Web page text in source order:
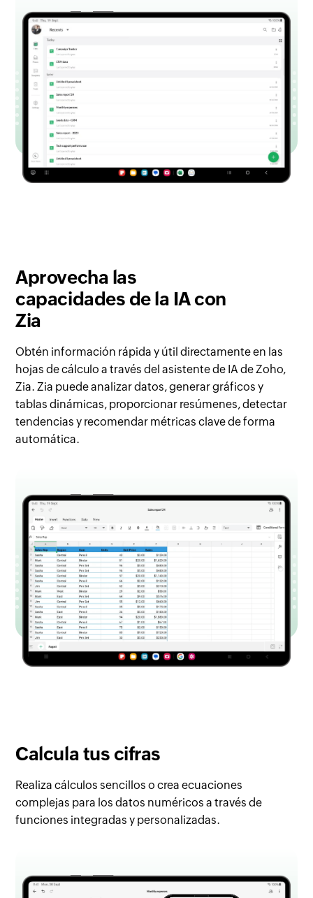
Aprovecha las
capacidades dela IA con
Zia
Obtén información rápida y útil directamente en las
hojas de cálculo a través del asistente de IA de Zoho,
Zia. Zia puede analizar datos, generar gráficos y
tablas dinámicas, proporcionar resúmenes, detectar
tendencias y recomendar métricas clave de forma
automática.
Calcula tus cifras
Realiza cálculos sencillos o crea ecuaciones
complejas para los datos numéricos a través de
funciones integradas y personalizadas.